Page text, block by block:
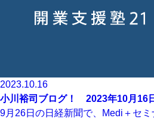
2023.10.16
小川裕司ブログ！ 2023年10月16
9月26日の日経新聞で、Medi＋セ